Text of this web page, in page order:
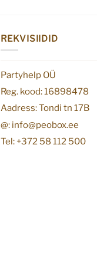
REKVISIIDID
Partyhelp OÜ
Reg. kood: 16898478
Aadress: Tondi tn 17B
@: info@peobox.ee
Tel: +372 58 112 500